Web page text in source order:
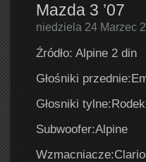
Mazda 3 ’07
niedziela 24 Marzec
Źródło: Alpine 2 din
Głośniki
Głosniki tylne:Rodek
Subwoofer:Alpine